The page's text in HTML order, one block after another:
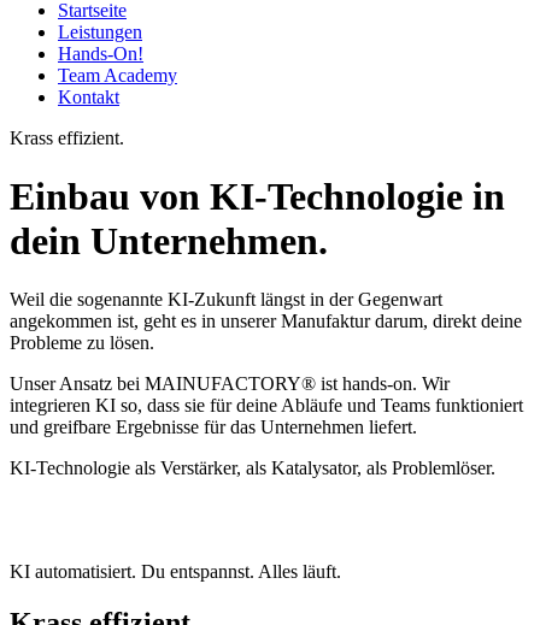
Startseite
Leistungen
Hands-On!
Team Academy
Kontakt
Krass effizient.
Einbau von KI-Technologie in
dein Unternehmen.
Weil die sogenannte KI-Zukunft längst in der Gegenwart
angekommen ist, geht es in unserer Manufaktur darum, direkt deine
Probleme zu lösen.
Unser Ansatz bei MAINUFACTORY® ist hands-on. Wir
integrieren KI so, dass sie für deine Abläufe und Teams funktioniert
und greifbare Ergebnisse für das Unternehmen liefert.
KI-Technologie als Verstärker, als Katalysator, als Problemlöser.
KI automatisiert. Du entspannst. Alles läuft.